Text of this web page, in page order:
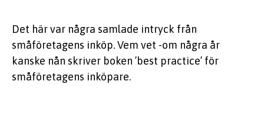
Det här var några samlade intryck från
småföretagens inköp. Vem vet -om några år
kanske nån skriver boken ’best practice’ för
småföretagens inköpare.